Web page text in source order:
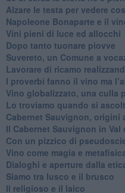
Alzare le testa per vedere
​Napoleone Bonaparte e il
Vini pieni di luce ed allocchi
Dopo tanto tuonare piovve
Suvereto, un Comune a
Lavorare di ricamo
​I proverbi fanno il vino ma
Vino globalizzato, una culla
Lo troviamo quando si
Cabernet Sauvignon, origini
Il Cabernet Sauvignon in Val
Con un pizzico di
​Vino come magia e
Dialoghi e aperture dalla
Siamo tra lusco e il brusco
Il religioso e il laico